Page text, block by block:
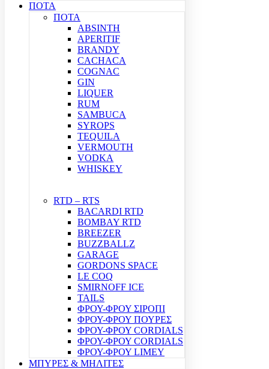
ΠΟΤΑ
ΠΟΤΑ
ABSINTH
APERITIF
BRANDY
CACHACA
COGNAC
GIN
LIQUER
RUM
SAMBUCA
SYROPS
TEQUILA
VERMOUTH
VODKA
WHISKEY
RTD – RTS
BACARDI RTD
BOMBAY RTD
BREEZER
BUZZBALLZ
GARAGE
GORDONS SPACE
LE COQ
SMIRNOFF ICE
TAILS
ΦΡΟΥ-ΦΡΟΥ ΣΙΡΟΠΙ
ΦΡΟΥ-ΦΡΟΥ ΠΟΥΡΕΣ
ΦΡΟΥ-ΦΡΟΥ CORDIALS
ΦΡΟΥ-ΦΡΟΥ CORDIALS
ΦΡΟΥ-ΦΡΟΥ LIMEY
ΜΠΥΡΕΣ & ΜΗΛΙΤΕΣ